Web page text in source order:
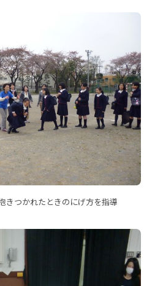
きつかれたときのにげ方を指導